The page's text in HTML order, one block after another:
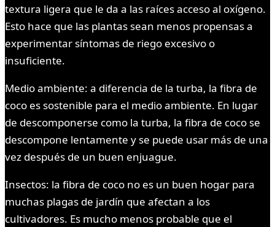
textura ligera que le da a las raíces acceso al oxígeno.
Esto hace que las plantas sean menos propensas a
experimentar síntomas de riego excesivo o
insuficiente.
Medio ambiente: a diferencia de la turba, la fibra de
coco es sostenible para el medio ambiente. En lugar
de descomponerse como la turba, la fibra de coco se
descompone lentamente y se puede usar más de una
vez después de un buen enjuague.
Insectos: la fibra de coco no es un buen hogar para
muchas plagas de jardín que afectan a los
cultivadores. Es mucho menos probable que el